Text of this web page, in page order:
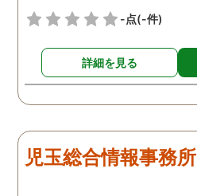
-点(-件)
詳細を見る
児玉総合情報事務所